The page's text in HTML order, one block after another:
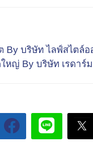
By บริษัท ไลฟ์สไตล์อ
หญ่ By บริษัท เรดาร์